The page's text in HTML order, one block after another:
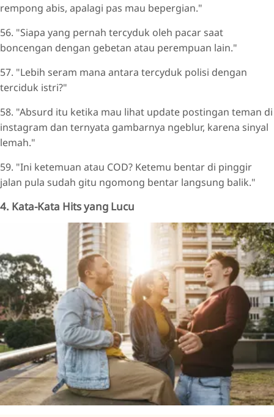
rempong abis, apalagi pas mau bepergian."
56. "Siapa yang pernah tercyduk oleh pacar saat
boncengan dengan gebetan atau perempuan lain."
57. "Lebih seram mana antara tercyduk polisi dengan
terciduk istri?"
58. "Absurd itu ketika mau lihat update postingan teman di
instagram dan ternyata gambarnya ngeblur, karena sinyal
lemah."
59. "Ini ketemuan atau COD? Ketemu bentar di pinggir
jalan pula sudah gitu ngomong bentar langsung balik."
4. Kata-Kata Hits yang Lucu